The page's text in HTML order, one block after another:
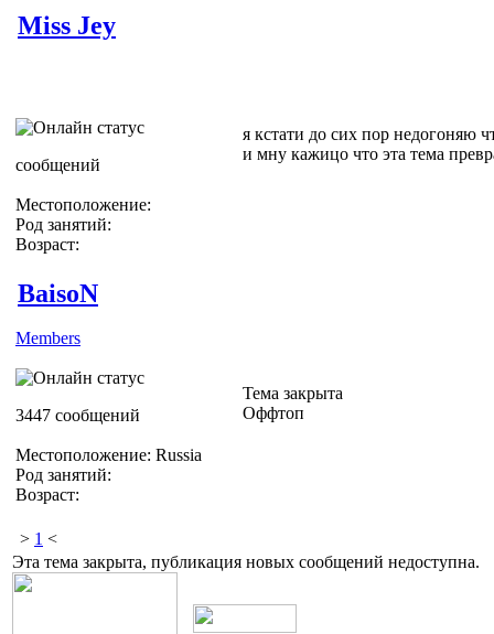
Miss Jey
сообщений
Местоположение:
Род занятий:
Возраст:
я кстати до сих пор недогоняю
и мну кажицо что эта тема
BaisoN
Members
3447 сообщений
Местоположение: Russia
Род занятий:
Возраст:
Тема закрыта
Оффтоп
> 1 <
Эта тема закрыта, публикация новых сообщений недоступна.